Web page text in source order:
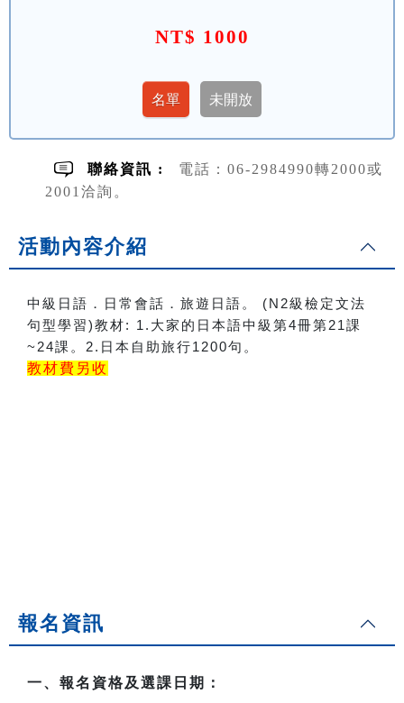
NT$ 1000
聯絡資訊 :
電話：06-2984990轉2000或
2001洽詢。
活動內容介紹
中級日語．日常會話．旅遊日語。 (N2級檢定文法
句型學習)教材: 1.大家的日本語中級第4冊第21課
~24課。2.日本自助旅行1200句。
教材費另收
報名資訊
一、報名資格及選課日期：